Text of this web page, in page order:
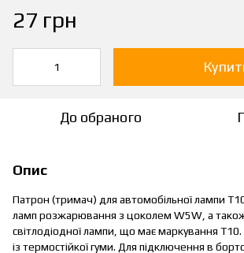
27 грн
До обраного
Опис
Патрон (тримач) для автомобільної лампи
ламп розжарювання з цоколем W5W, а також
світлодіодної лампи, що має маркування
із термостійкої гуми. Для підключення в